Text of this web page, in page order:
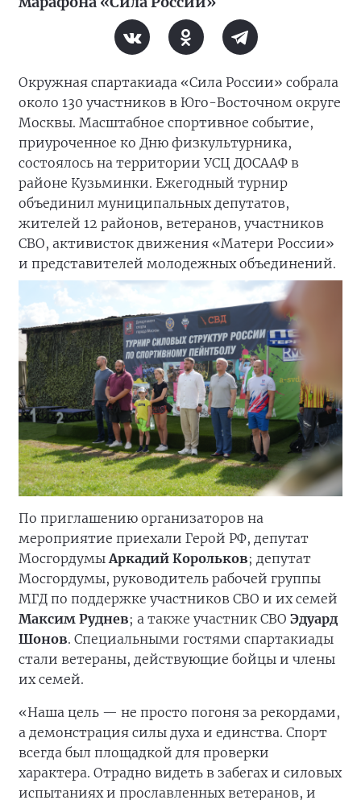
Окружная спартакиада «Сила России» собрала
около 130 участников в Юго-Восточном округе
Москвы. Масштабное спортивное событие,
приуроченное ко Дню физкультурника,
состоялось на территории УСЦ ДОСААФ в
районе Кузьминки. Ежегодный турнир
объединил муниципальных депутатов,
жителей 12 районов, ветеранов, участников
СВО, активисток движения «Матери России»
и представителей молодежных объединений.
По приглашению организаторов на
мероприятие приехали Герой РФ, депутат
МосгордумыАркадий Корольков; депутат
Мосгордумы, руководитель рабочей группы
МГД по поддержке участников СВО и их семей
Максим Руднев; а также участник СВО Эдуард
Шонов. Специальными гостями спартакиады
стали ветераны, действующие бойцы и члены
их семей.
«Наша цель — не просто погоня за рекордами,
а демонстрация силы духа и единства. Спорт
всегда был площадкой для проверки
характера. Отрадно видеть в забегах и силовых
испытаниях и прославленных ветеранов, и